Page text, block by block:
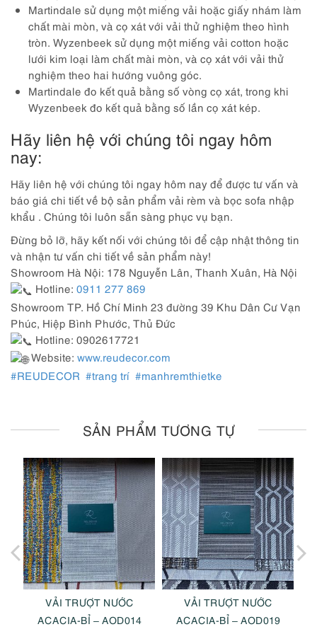
Martindale sử dụng một miếng vải hoặc giấy nhám làm
chất mài mòn, và cọ xát với vải thử nghiệm theo hình
tròn. Wyzenbeek sử dụng một miếng vải cotton hoặc
lưới kim loại làm chất mài mòn, và cọ xát với vải thử
nghiệm theo hai hướng vuông góc.
Martindale đo kết quả bằng số vòng cọ xát, trong khi
Wyzenbeek đo kết quả bằng số lần cọ xát kép.
Hãy liên hệ với chúng tôi ngay hôm
nay:
Hãy liên hệ với chúng tôi ngay hôm nay để được tư vấn và
báo giá chi tiết về bộ sản phẩm vải rèm và bọc sofa nhập
khẩu . Chúng tôi luôn sẵn sàng phục vụ bạn.
Đừng bỏ lỡ, hãy kết nối với chúng tôi để cập nhật thông tin
và nhận tư vấn chi tiết về sản phẩm này!
Showroom Hà Nội: 178 Nguyễn Lân, Thanh Xuân, Hà Nội
Hotline: 0911 277 869
Showroom TP. Hồ Chí Minh 23 đường 39 Khu Dân Cư Vạn
Phúc, Hiệp Bình Phước, Thủ Đức
Hotline: 0902617721
Website: www.reudecor.com
#REUDECOR #trang trí #manhremthietke
SẢN PHẨM TƯƠNG TỰ
VẢI TRƯỢT NƯỚC
ACACIA-BỈ – AOD014
VẢI TRƯỢT NƯỚC
ACACIA-BỈ – AOD019